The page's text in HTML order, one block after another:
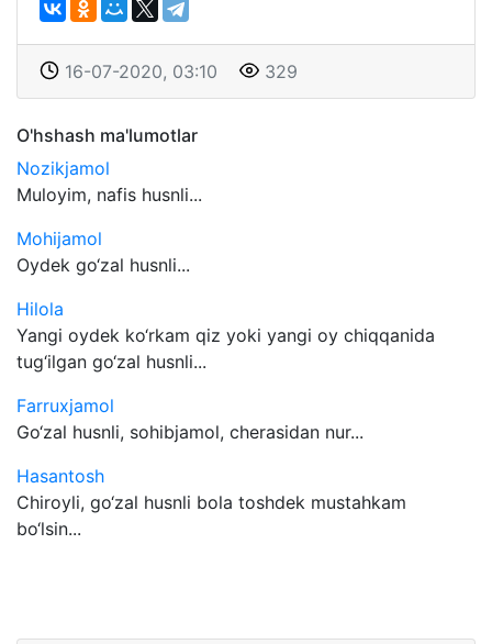
16-07-2020, 03:10 329
O'hshash ma'lumotlar
Nozikjamol
Muloyim, nafis husnli...
Mohijamol
Oydek go‘zal husnli...
Hilola
Yangi oydek ko‘rkam qiz yoki yangi oy chiqqanida
tug‘ilgan go‘zal husnli...
Farruxjamol
Go‘zal husnli, sohibjamol, cherasidan nur...
Hasantosh
Chiroyli, go‘zal husnli bola toshdek mustahkam
bo‘lsin...